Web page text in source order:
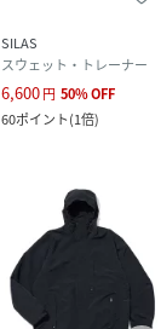
SILAS
スウェット・トレーナー
6,600円 50%OFF
60ポイント(1倍)